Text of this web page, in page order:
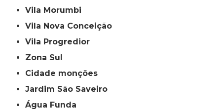
Vila Morumbi
Vila Nova Conceição
Vila Progredior
Zona Sul
cidade monções
jardim São Saveiro
Água Funda